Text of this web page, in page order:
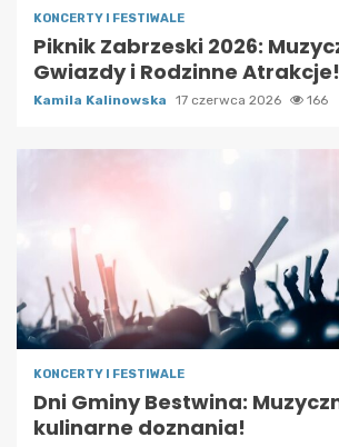
KONCERTY I FESTIWALE
Piknik Zabrzeski 2026:
Gwiazdy i Rodzinne Atrakcje!
Kamila Kalinowska 17 czerwca 2026 166
KONCERTY I FESTIWALE
Dni Gminy Bestwina:
kulinarne doznania!